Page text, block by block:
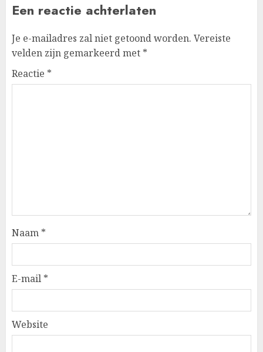
Een reactie achterlaten
Je e-mailadres zal niet getoond worden. Vereiste
velden zijn gemarkeerd met *
Reactie *
Naam *
E-mail *
Website